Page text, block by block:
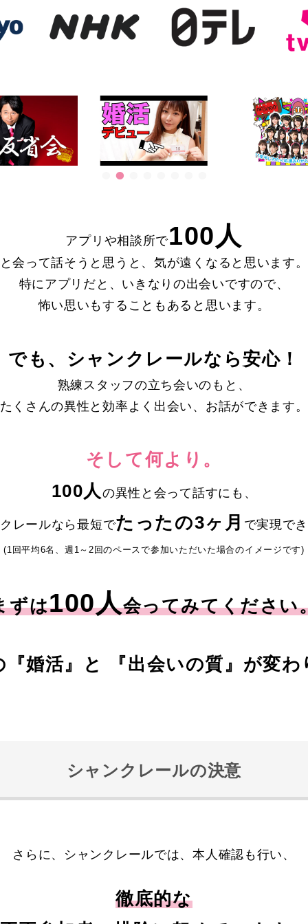
アプリや相談所で100人
と会って話そうと思うと、 気が遠くなると思います。
特にアプリだと、いきなりの出会いですので、
怖い思いもすることもあると思います。
でも、シャンクレールなら安心！
熟練スタッフの立ち会いのもと、
たくさんの異性と効率よく出会い、お話ができます。
そして何より。
100人 の異性と会って話すにも、
レールなら最短でたったの3ヶ月 で実現で
(1回平均6名、週1～2回のペースで参加いただいた場合のイメージです)
ずは100人会ってみてください
婚活』と 『出会いの質』が変
シャンクレールの決意
さらに、シャンクレールでは、本人確認も行い、
徹底的な